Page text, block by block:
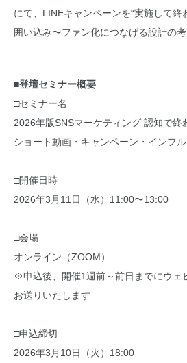
にて、LINEキャンペーンを“実施して終
囲い込み〜ファン化につなげる設計の
■登壇セミナー概要
□セミナー名
2026年版SNSマーケティング 認知で終
ショート動画・キャンペーン・インフ
□開催日時
2026年3月11日（水）11:00〜13:00
□会場
オンライン（ZOOM）
※申込後、開催1週前～前日までにウェ
お送りいたします
□申込締切
2026年3月10日（火）18:00